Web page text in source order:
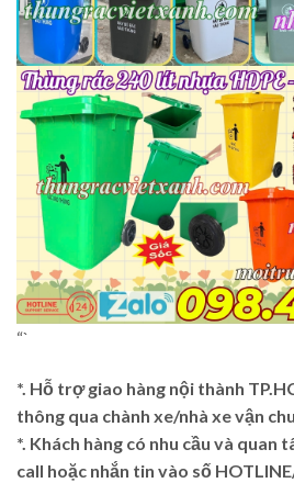
“`
*. Hỗ trợ giao hàng nội thành
thông qua chành xe/nhà xe vận
*. Khách hàng có nhu cầu và quan
call hoặc nhắn tin vào số